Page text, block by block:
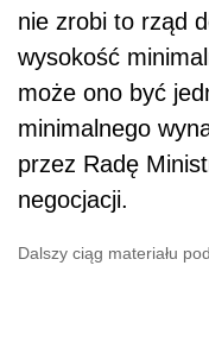
nie zrobi to rząd
wysokość
może ono być
minimalnego
przez Radę
negocjacji.
Dalszy ciąg materiału